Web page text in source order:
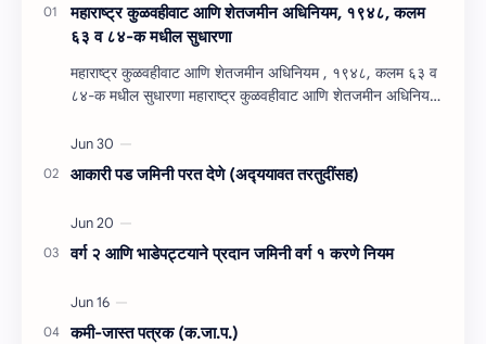
महाराष्‍ट्र कुळवहीवाट आणि शेतजमीन अधिनियम, १९४८, कलम
६३ व ८४-क मधील सुधारणा
महाराष्‍ट्र कुळवहीवाट आणि शेतजमीन अधिनियम , १९४८, कलम ६३ व
८४-क मधील सुधारणा महाराष्‍ट्र कुळवहीवाट आणि शेतजमीन अधिनियम
आकारी पड जमिनी परत देणे (अद्‍ययावत तरतुदींसह)
वर्ग २ आणि भाडेपट्टयाने प्रदान जमिनी वर्ग १ करणे नियम
कमी-जास्त पत्रक (क.जा.प.)